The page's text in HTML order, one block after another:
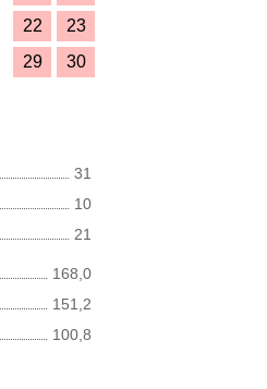
22
23
29
30
31
10
21
168,0
151,2
100,8